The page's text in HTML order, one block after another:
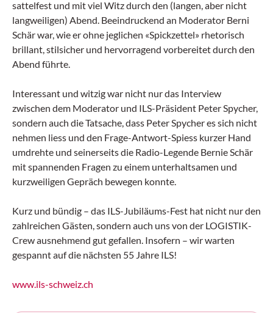
sattelfest und mit viel Witz durch den (langen, aber nicht
langweiligen) Abend. Beeindruckend an Moderator Berni
Schär war, wie er ohne jeglichen «Spickzettel» rhetorisch
brillant, stilsicher und hervorragend vorbereitet durch den
Abend führte.
Interessant und witzig war nicht nur das Interview
zwischen dem Moderator und ILS-Präsident Peter Spycher,
sondern auch die Tatsache, dass Peter Spycher es sich nicht
nehmen liess und den Frage-Antwort-Spiess kurzer Hand
umdrehte und seinerseits die Radio-Legende Bernie Schär
mit spannenden Fragen zu einem unterhaltsamen und
kurzweiligen Gepräch bewegen konnte.
Kurz und bündig – das ILS-Jubiläums-Fest hat nicht nur den
zahlreichen Gästen, sondern auch uns von der LOGISTIK-
Crew ausnehmend gut gefallen. Insofern – wir warten
gespannt auf die nächsten 55 Jahre ILS!
www.ils-schweiz.ch